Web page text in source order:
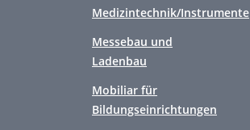
Medizintechnik/Instrumente
Messebau und
Ladenbau
Mobiliar für
Bildungseinrichtungen